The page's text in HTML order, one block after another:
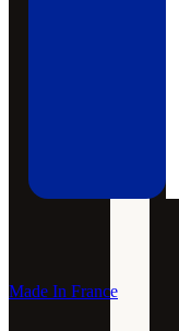
Made In France